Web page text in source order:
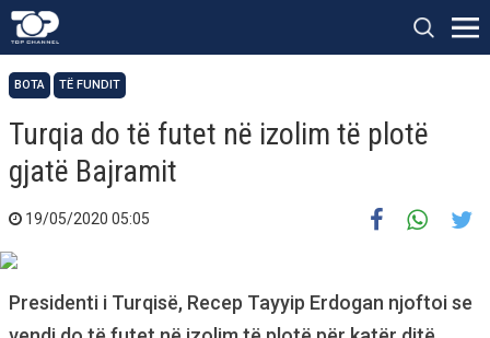
BOTA TË FUNDIT
Turqia do të futet në izolim të plotë
gjatë Bajramit
19/05/2020 05:05
Presidenti i Turqisë, Recep Tayyip Erdogan njoftoi se